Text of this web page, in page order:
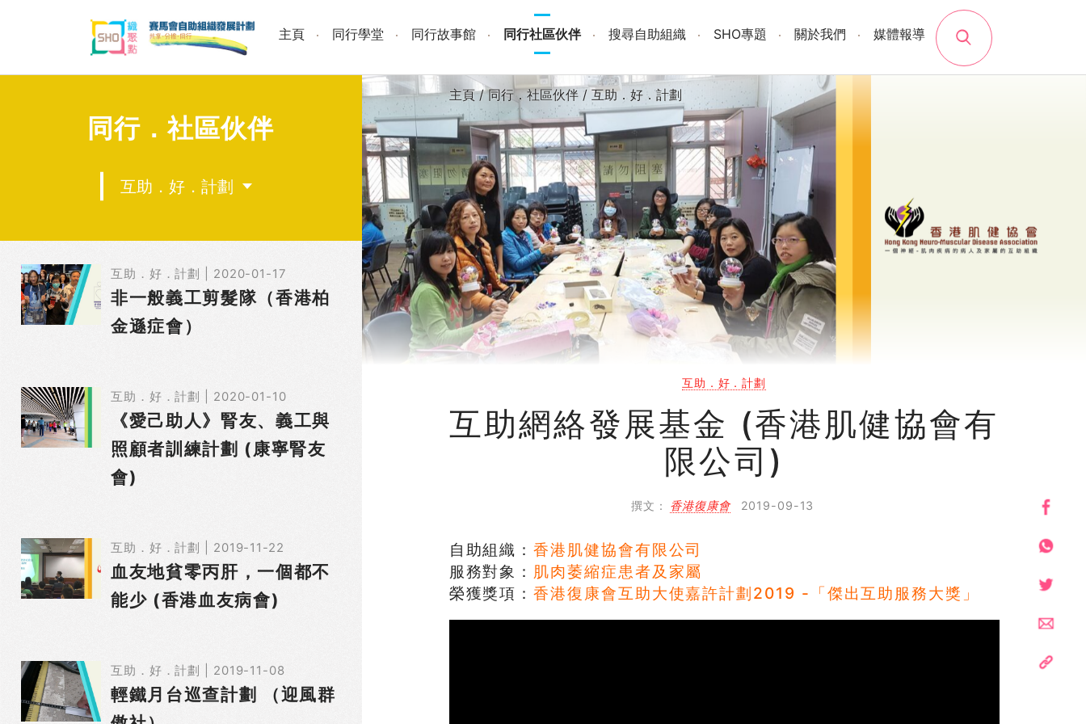
search
主頁
同行學堂 同行故事館 同行社區伙伴 搜尋自助組織 SHO專題 關於我們 媒體報導
主頁/同行．社區伙伴/ 互助．好．計劃
互助．好．計劃
互助網絡發展基金 (香港肌健協會有
限公司)
撰文： 香港復康會 2019-09-13
自助組織：香港肌健協會有限公司
服務對象： 肌肉萎縮症患者及家屬
榮獲獎項：香港復康會互助大使嘉許計劃2019 -「傑出互助服務大獎」
同行．社區伙伴
互助．好．計劃
互助．好．計劃 | 2020-01-17
非一般義工剪髮隊（香港柏
金遜症會）
互助．好．計劃 | 2020-01-10
《愛己助人》腎友、義工與
照顧者訓練計劃 (康寧腎友
會)
互助．好．計劃 | 2019-11-22
血友地貧零丙肝，一個都不
能少 (香港血友病會)
互助．好．計劃 | 2019-11-08
輕鐵月台巡查計劃 （迎風群